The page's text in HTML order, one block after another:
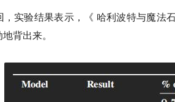
，实验结果表示，《 哈利波特与魔法
背出来。